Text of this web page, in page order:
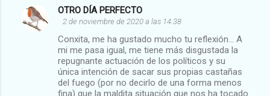
s
OTRO DÍA PERFECTO
2 de noviembre de 2020 a las 14:38
Conxita, me ha gustado mucho tu reflexión... A
mi me pasa igual, me tiene más disgustada la
repugnante actuación de los políticos y su
única intención de sacar sus propias castañas
del fuego (por no decirlo de una forma menos
fina) que la maldita situación que nos ha tocado